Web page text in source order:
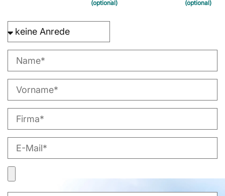
(optional)
(optional)